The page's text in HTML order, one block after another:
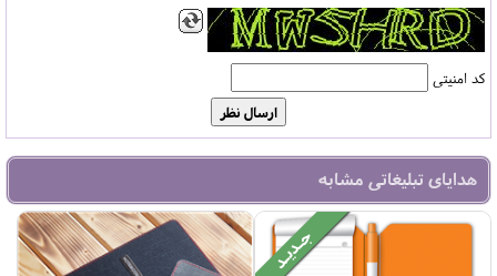
کد امنیتی
هدایای تبلیغاتی مشابه